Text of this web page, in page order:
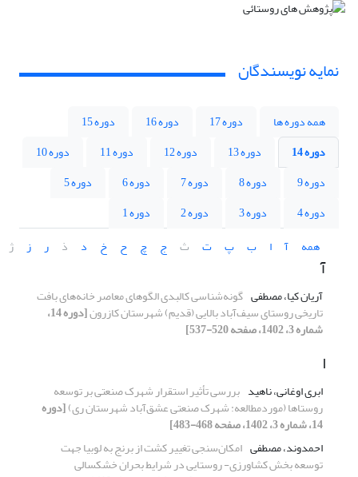
نمایه نویسندگان
همه دوره ها دوره 17 دوره 16
دوره 15
دوره 14
دوره 13 دوره 12 دوره 11
دوره 10
دوره 9
دوره 8 دوره 7 دوره 6
دوره 5
دوره 4
دوره 3 دوره 2
دوره 1
همه
آ ا ب پ ت ث ج چ ح خ د ذ ر ز ژ
آ
آریان کیا، مصطفی گونه‌شناسی کالبدی الگوهای معاصر خانه‌های بافت
تاریخی روستای سیف‌آباد بالایی (قدیم) شهرستان کازرون [دوره 14،
شماره 3، 1402، صفحه 520-537]
ا
ابری اوغانی، ناهید بررسی تأثیر استقرار شهرک صنعتی بر توسعه
روستاها (موردمطالعه: شهرک صنعتی عشق‌آباد شهرستان ری)[دوره
14، شماره 3، 1402، صفحه 468-483]
احمدوند، مصطفی امکان‌سنجی تغییر کشت از برنج به لوبیا جهت
توسعه بخش کشاورزی- روستایی در شرایط بحران خشکسالی